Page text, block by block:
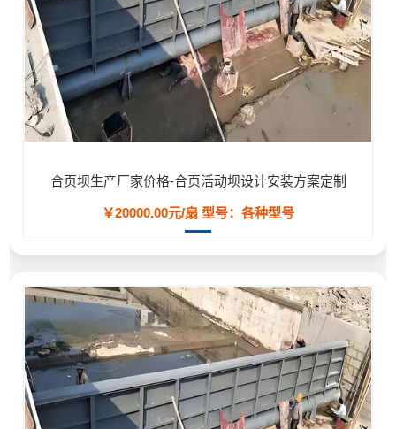
合页坝生产厂家价格-合页活动坝设计安装方案定制
￥20000.00元/扇 型号：各种型号